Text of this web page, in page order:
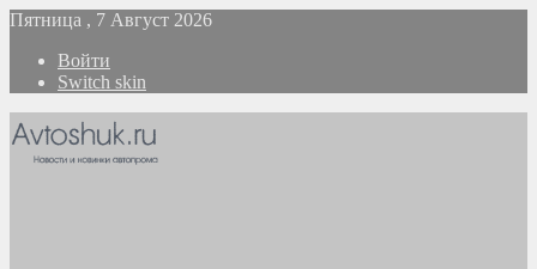
Пятница , 7 Август 2026
Войти
Switch skin